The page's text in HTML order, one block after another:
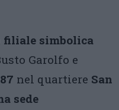
filiale simbolica
Garolfo e
nel quartiere San
sede